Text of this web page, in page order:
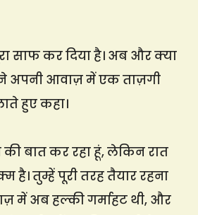
साफ कर दिया है। अब और क्या
अपनी आवाज़ में एक ताज़गी
हुए कहा।
बात कर रहा हूं, लेकिन रात
है। तुम्हें पूरी तरह तैयार रहना
में अब हल्की गर्माहट थी, और